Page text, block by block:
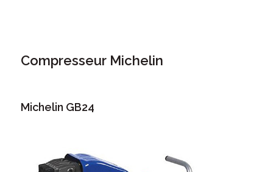
Compresseur Michelin
Michelin GB24